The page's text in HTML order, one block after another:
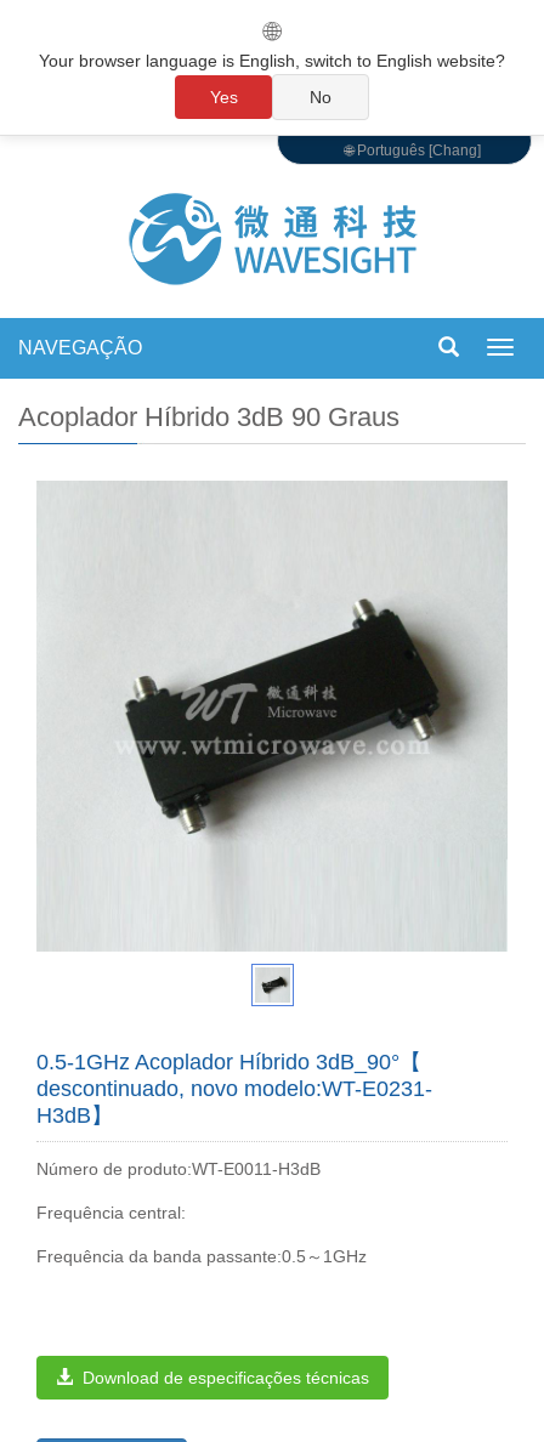
🌐 Português [Chang]
NAVEGAÇÃO
Acoplador Híbrido 3dB 90 Graus
0.5-1GHz Acoplador Híbrido 3dB_90°【
descontinuado, novo modelo:WT-E0231-
H3dB】
Número de produto:WT-E0011-H3dB
Frequência central:
Frequência da banda passante:0.5～1GHz
Download de especificações técnicas
🌐
Your browser language is English, switch to English website?
Yes
No